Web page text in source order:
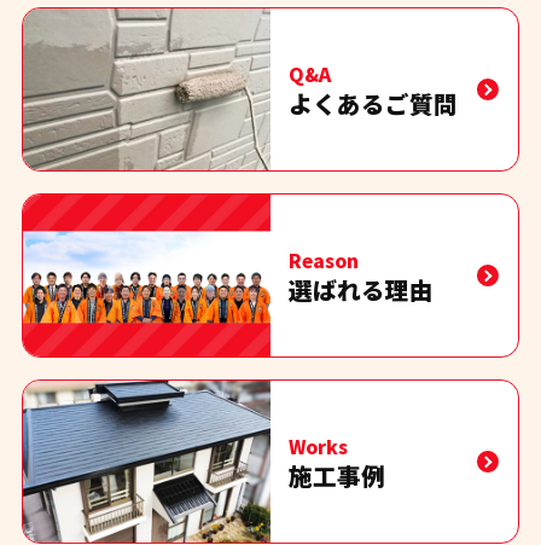
Q&A
よくあるご質問
Reason
選ばれる理由
Works
施工事例